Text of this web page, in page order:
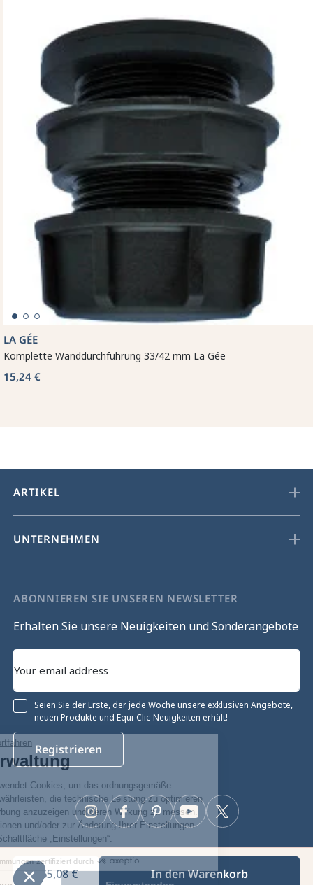
Ohne Einwilligung fortfahren
Cookie-Verwaltung
Unsere Website verwendet Cookies, um das ordnungsgemäße
Funktionieren zu gewährleisten, die technische Leistung zu optimieren
sowie relevante Werbung anzuzeigen und deren Wirkung zu messen.
Für weitere Informationen und/oder zur Änderung Ihrer Einstellungen
klicken Sie auf die Schaltfläche „Einstellungen“.
Zustimmungen zertifiziert durch
565,08 € In den Warenkorb
LA GÉE
Komplette Wanddurchführung 33/42 mm La Gée
15,24 €
ARTIKEL
UNTERNEHMEN
ABONNIEREN SIE UNSEREN NEWSLETTER
Erhalten Sie unsere Neuigkeiten und Sonderangebote
Seien Sie der Erste, der jede Woche unsere exklusiven Angebote,
neuen Produkte und Equi-Clic-Neuigkeiten erhält!
Registrieren
Facebook Twitter
YouTube
Pinterest
Instagram
Equiclic © 2026